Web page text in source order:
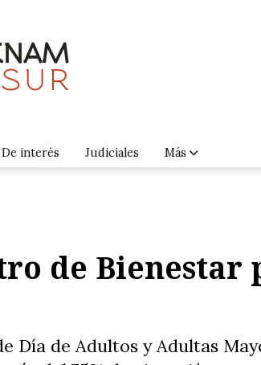
De interés Judiciales Más
de Bienestar
de Adultos y Adultas